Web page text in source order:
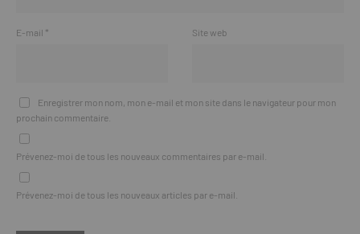
E-mail * Site web
Enregistrer mon nom, mon e-mail et mon site dans le navigateur pour mon
prochain commentaire.
Prévenez-moi de tous les nouveaux commentaires par e-mail.
Prévenez-moi de tous les nouveaux articles par e-mail.